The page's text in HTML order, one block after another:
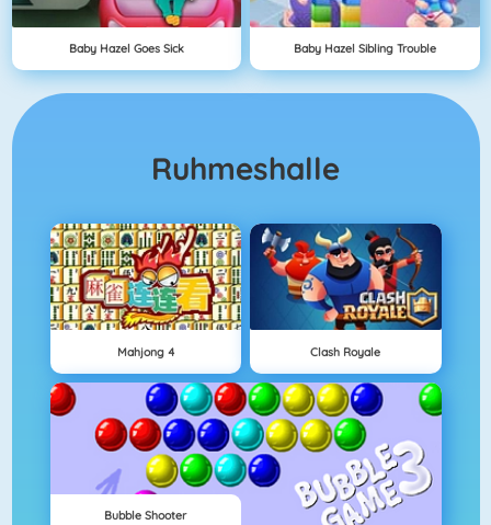
Baby Hazel Goes Sick Baby Hazel Sibling Trouble
Ruhmeshalle
Mahjong 4 Clash Royale
Bubble Shooter